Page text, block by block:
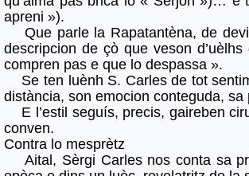
apreni »).
Que parle la Rapatantèna, de
descripcion de çò que veson
compren pas e que lo despassa ».
Se ten luènh S. Carles de tot
distància, son emocion conteguda, sa
E l’estil seguís, precis, gaireben
conven.
Contra lo mesprètz
Aital, Sèrgi Carles nos conta sa